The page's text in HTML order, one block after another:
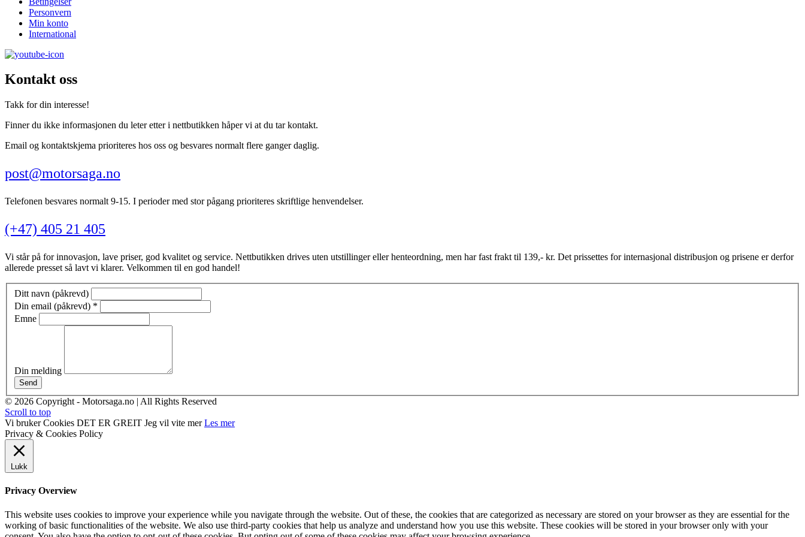
Personvern
Min konto
International
Kontakt oss
Takk for din interesse!
Finner du ikke informasjonen du leter etter i nettbutikken håper vi at du tar kontakt.
Email og kontaktskjema prioriteres hos oss og besvares normalt flere ganger daglig.
post@motorsaga.no
Telefonen besvares normalt 9-15. I perioder med stor pågang prioriteres skriftlige henvendelser.
(+47) 405 21 405
Vi står på for innovasjon, lave priser, god kvalitet og service. Nettbutikken drives uten utstillinger eller henteordning, men har fast frakt til 139,- kr. Det prissettes for internasjonal distribusjon og prisene er derfor
allerede presset så lavt vi klarer. Velkommen til en god handel!
Ditt navn (påkrevd)
Din email (påkrevd) *
Emne
Din melding
Send
© 2026 Copyright - Motorsaga.no | All Rights Reserved
Scroll to top
Vi bruker Cookies DET ER GREIT Jeg vil vite mer Les mer
Privacy & Cookies Policy
Lukk
Privacy Overview
This website uses cookies to improve your experience while you navigate through the website. Out of these, the cookies that are categorized as necessary are stored on your browser as they are essential for the
working of basic functionalities of the website. We also use third-party cookies that help us analyze and understand how you use this website. These cookies will be stored in your browser only with your